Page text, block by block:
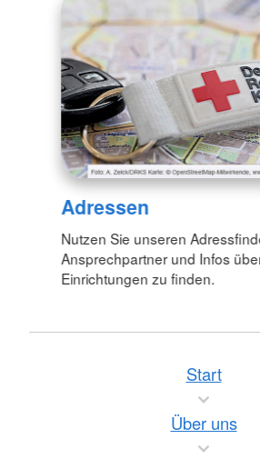
Adressen
Nutzen Sie unseren
Ansprechpartner und Infos
Einrichtungen zu finden.
Start
Über uns